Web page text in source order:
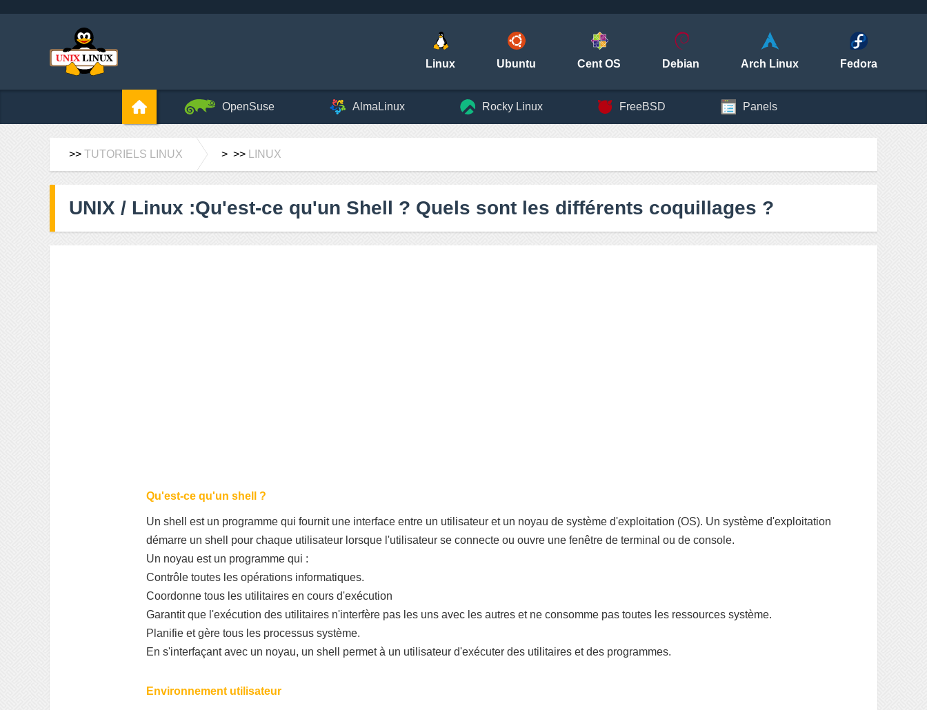
Linux Ubuntu Cent OS Debian Arch Linux Fedora
OpenSuse AlmaLinux Rocky Linux FreeBSD Panels
>> TUTORIELS LINUX > >> LINUX
UNIX / Linux :Qu'est-ce qu'un Shell ? Quels sont les différents coquillages ?
Qu'est-ce qu'un shell ?
Un shell est un programme qui fournit une interface entre un utilisateur et un noyau de système d'exploitation (OS). Un système d'exploitation
démarre un shell pour chaque utilisateur lorsque l'utilisateur se connecte ou ouvre une fenêtre de terminal ou de console.
Un noyau est un programme qui :
Contrôle toutes les opérations informatiques.
Coordonne tous les utilitaires en cours d'exécution
Garantit que l'exécution des utilitaires n'interfère pas les uns avec les autres et ne consomme pas toutes les ressources système.
Planifie et gère tous les processus système.
En s'interfaçant avec un noyau, un shell permet à un utilisateur d'exécuter des utilitaires et des programmes.
Environnement utilisateur